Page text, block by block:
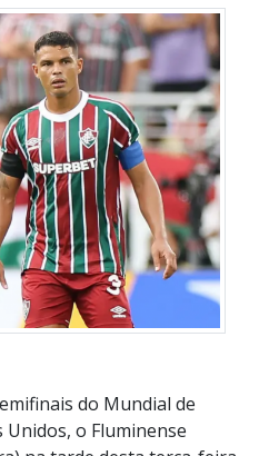
Brasil Esportes